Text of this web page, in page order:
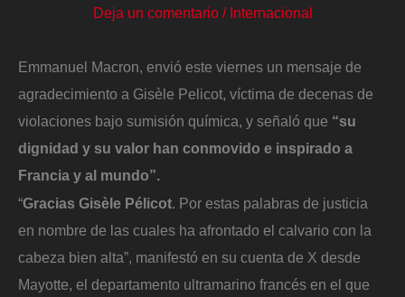
Deja un comentario / Internacional
Emmanuel Macron, envió este viernes un mensaje de
agradecimiento a Gisèle Pelicot, víctima de decenas de
violaciones bajo sumisión química, y señaló que “su
dignidad y su valor han conmovido e inspirado a
Francia y al mundo”.
“Gracias Gisèle Pélicot. Por estas palabras de justicia
en nombre de las cuales ha afrontado el calvario con la
cabeza bien alta”, manifestó en su cuenta de X desde
Mayotte, el departamento ultramarino francés en el que